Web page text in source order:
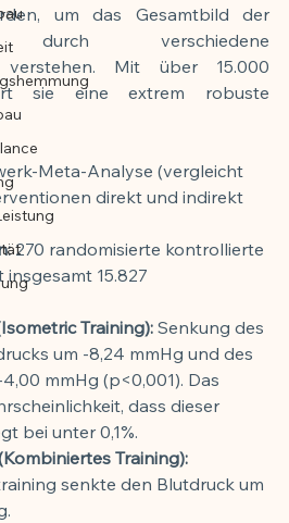
um das Gesamtbild der
durch verschiedene
verstehen. Mit über 15.000
sie eine extrem robuste
Meta-Analyse (vergleicht
direkt und indirekt
270 randomisierte kontrollierte
insgesamt 15.827
Training): Senkung des
um -8,24 mmHg und des
mmHg (p<0,001). Das
dass dieser
bei unter 0,1%.
Training):
senkte den Blutdruck um